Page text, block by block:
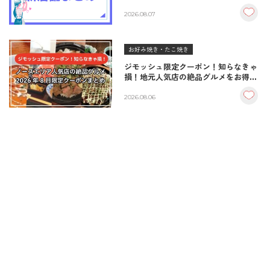
2026.08.07
お好み焼き・たこ焼き
ジモッシュ限定クーポン！知らなきゃ
損！地元人気店の絶品グルメをお得に
2026.08.06